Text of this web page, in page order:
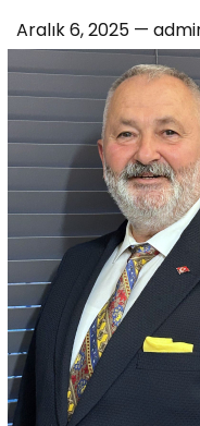
Aralık 6, 2025 —